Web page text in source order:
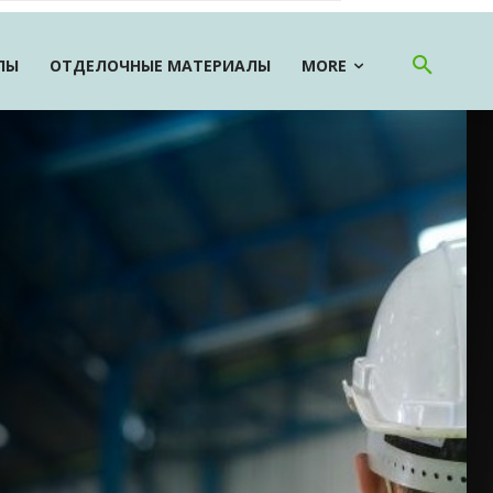
ОТДЕЛОЧНЫЕ МАТЕРИАЛЫ MORE